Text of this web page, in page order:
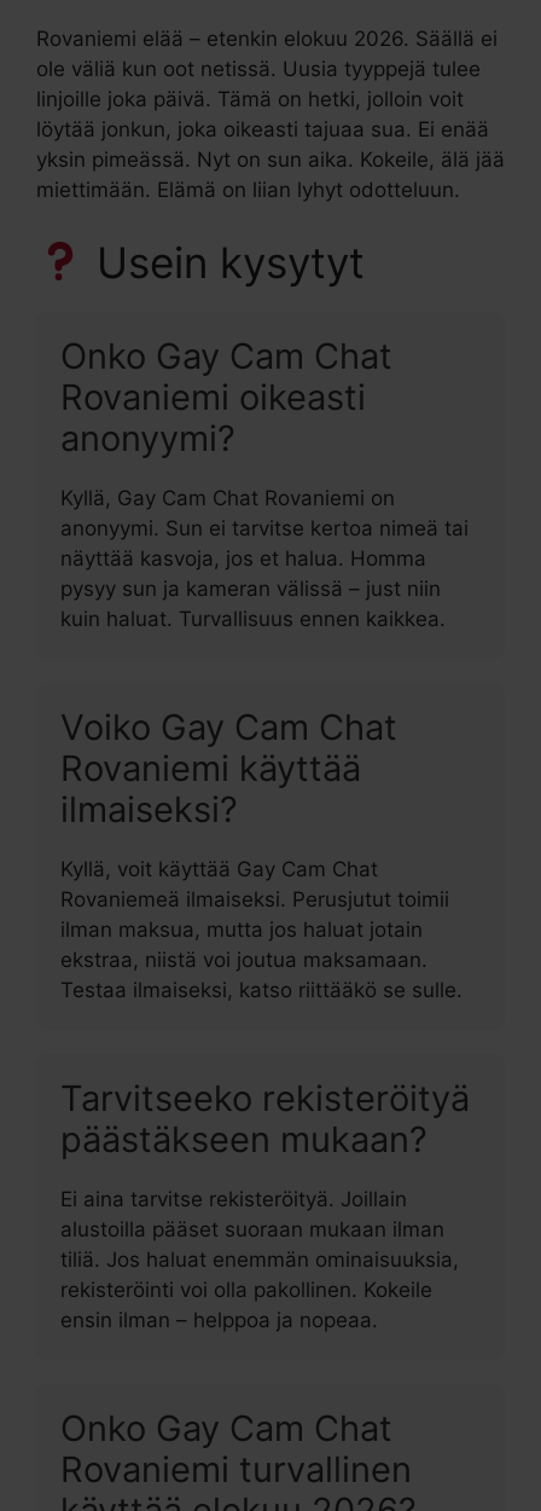
Rovaniemi elää – etenkin elokuu 2026. Säällä ei
ole väliä kun oot netissä. Uusia tyyppejä tulee
linjoille joka päivä. Tämä on hetki, jolloin voit
löytää jonkun, joka oikeasti tajuaa sua. Ei enää
yksin pimeässä. Nyt on sun aika. Kokeile, älä jää
miettimään. Elämä on liian lyhyt odotteluun.
Usein kysytyt
Onko Gay Cam Chat
Rovaniemi oikeasti
anonyymi?
Kyllä, Gay Cam Chat Rovaniemi on
anonyymi. Sun ei tarvitse kertoa nimeä tai
näyttää kasvoja, jos et halua. Homma
pysyy sun ja kameran välissä – just niin
kuin haluat. Turvallisuus ennen kaikkea.
Voiko Gay Cam Chat
Rovaniemi käyttää
ilmaiseksi?
Kyllä, voit käyttää Gay Cam Chat
Rovaniemeä ilmaiseksi. Perusjutut toimii
ilman maksua, mutta jos haluat jotain
ekstraa, niistä voi joutua maksamaan.
Testaa ilmaiseksi, katso riittääkö se sulle.
Tarvitseeko rekisteröityä
päästäkseen mukaan?
Ei aina tarvitse rekisteröityä. Joillain
alustoilla pääset suoraan mukaan ilman
tiliä. Jos haluat enemmän ominaisuuksia,
rekisteröinti voi olla pakollinen. Kokeile
ensin ilman – helppoa ja nopeaa.
Onko Gay Cam Chat
Rovaniemi turvallinen